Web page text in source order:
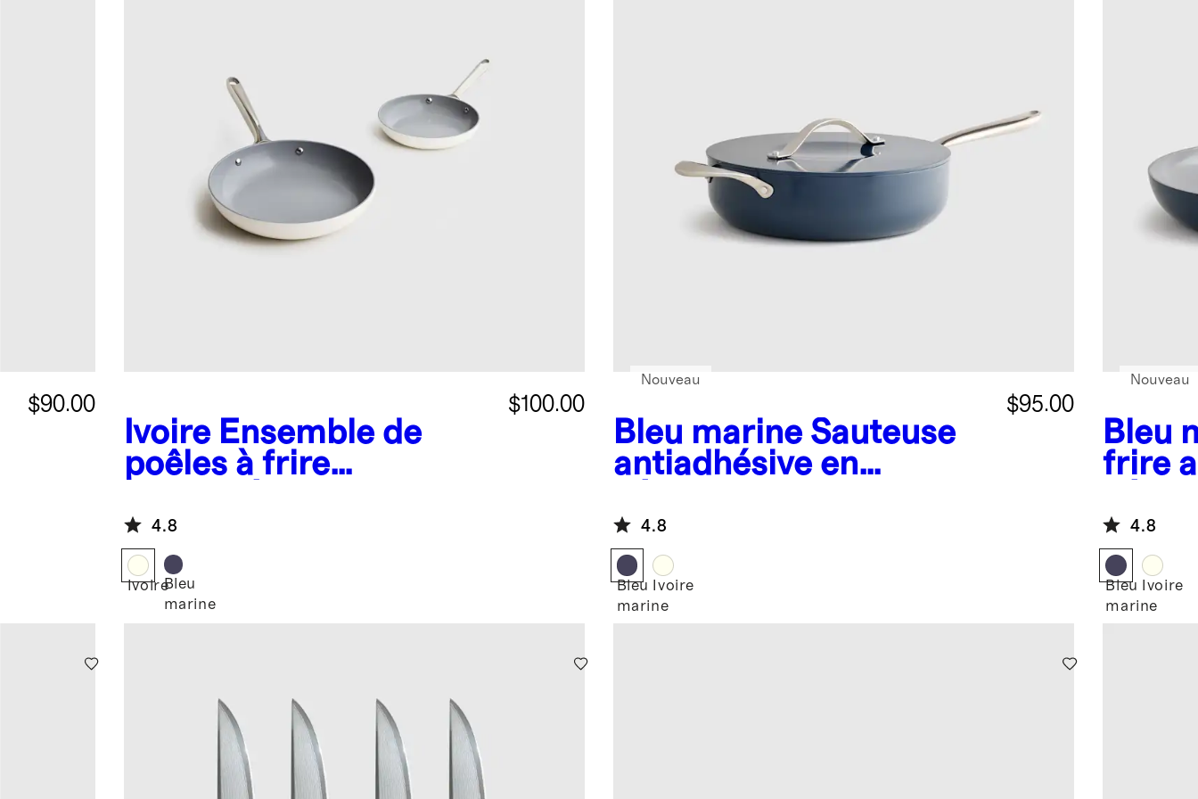
$90.00
Ivoire Ensemble de
poêles à frire
céramique
$100.00
4.8
IvoireBleu
marine
Bleu marine Sauteuse
antiadhésive en
couvercle
$95.00
Nouveau
4.8
Bleu
marine
Ivoire
Bleu
frire
Nouveau
4.8
Bleu
marine
Ivoire